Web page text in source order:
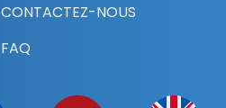
CONTACTEZ-NOUS
FAQ